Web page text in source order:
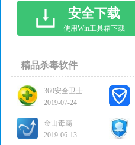
安全下载
使用Win工具箱下载
精品杀毒软件
360安全卫士
2019-07-24
金山毒霸
2019-06-13